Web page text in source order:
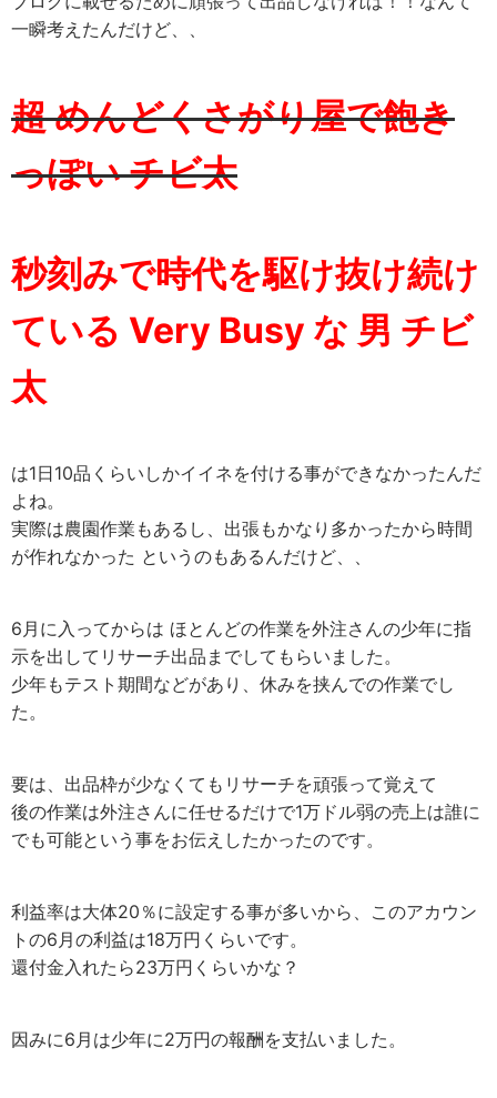
一瞬考えたんだけど、、
超 めんどくさがり屋で飽き
っぽい チビ太
秒刻みで時代を駆け抜け続け
ている Very Busy な 男 チビ
太
は1日10品くらいしかイイネを付ける事ができなかったんだ
よね。
実際は農園作業もあるし、出張もかなり多かったから時間
が作れなかった というのもあるんだけど、、
6月に入ってからは ほとんどの作業を外注さんの少年に指
示を出してリサーチ出品までしてもらいました。
少年もテスト期間などがあり、休みを挟んでの作業でし
た。
要は、出品枠が少なくてもリサーチを頑張って覚えて
後の作業は外注さんに任せるだけで1万ドル弱の売上は誰に
でも可能という事をお伝えしたかったのです。
利益率は大体20％に設定する事が多いから、このアカウン
トの6月の利益は18万円くらいです。
還付金入れたら23万円くらいかな？
因みに6月は少年に2万円の報酬を支払いました。